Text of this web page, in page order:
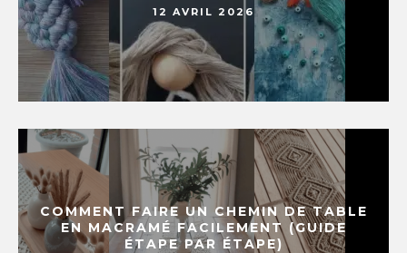
12 AVRIL 2026
COMMENT FAIRE UN CHEMIN DE TABLE
EN MACRAMÉ FACILEMENT (GUIDE
ÉTAPE PAR ÉTAPE)